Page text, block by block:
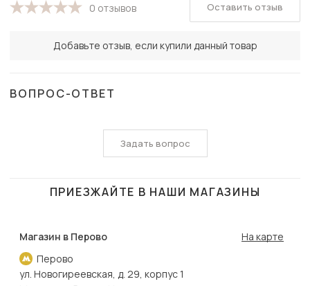
0 отзывов
Добавьте отзыв, если купили данный товар
Оставить отзыв
ВОПРОС-ОТВЕТ
Задать вопрос
ПРИЕЗЖАЙТЕ В НАШИ МАГАЗИНЫ
Магазин в Перово
Перово
На карте
ул. Новогиреевская, д. 29, корпус 1